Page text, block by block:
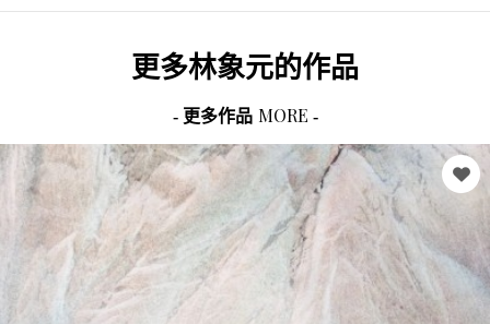
更多林象元的作品
- 更多作品 MORE -